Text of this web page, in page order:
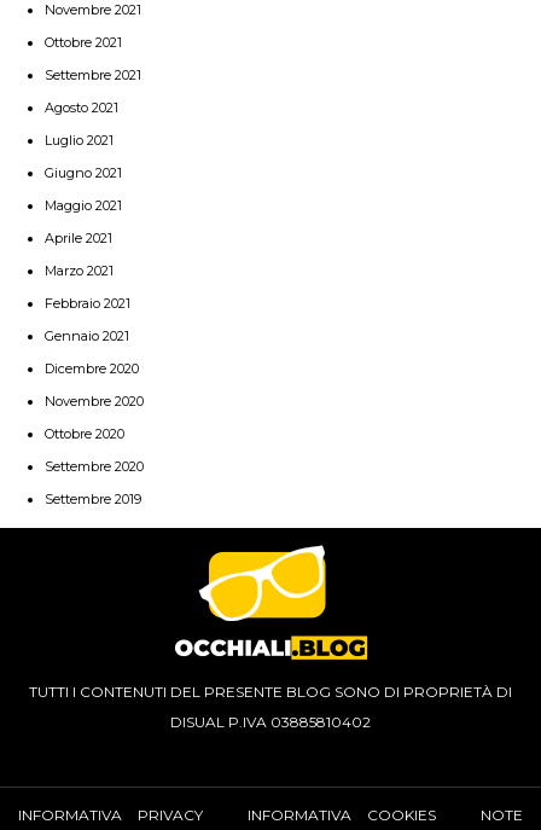
Novembre 2021
Ottobre 2021
Settembre 2021
Agosto 2021
Luglio 2021
Giugno 2021
Maggio 2021
Aprile 2021
Marzo 2021
Febbraio 2021
Gennaio 2021
Dicembre 2020
Novembre 2020
Ottobre 2020
Settembre 2020
Settembre 2019
TUTTI I CONTENUTI DEL PRESENTE BLOG SONO DI PROPRIETÀ DI
DISUAL P.IVA 03885810402
INFORMATIVA PRIVACY INFORMATIVA COOKIES NOTE